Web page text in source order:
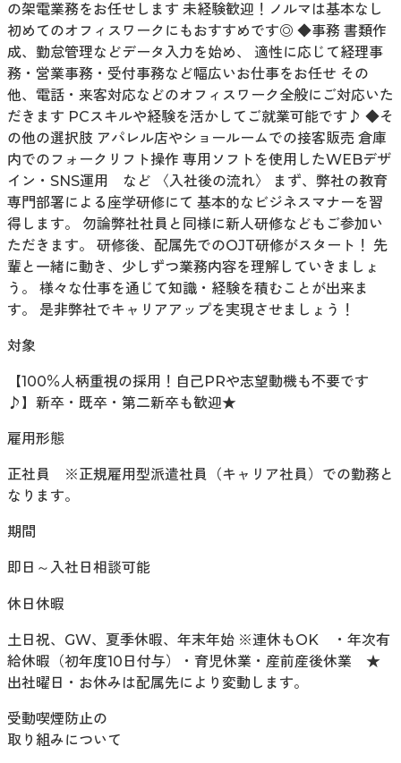
の架電業務をお任せします 未経験歓迎！ノルマは基本なし
初めてのオフィスワークにもおすすめです◎ ◆事務 書類作
成、勤怠管理などデータ入力を始め、 適性に応じて経理事
務・営業事務・受付事務など幅広いお仕事をお任せ その
他、電話・来客対応などのオフィスワーク全般にご対応いた
だきます PCスキルや経験を活かしてご就業可能です♪ ◆そ
の他の選択肢 アパレル店やショールームでの接客販売 倉庫
内でのフォークリフト操作 専用ソフトを使用したWEBデザ
イン・SNS運用 など 〈入社後の流れ〉 まず、弊社の教育
専門部署による座学研修にて 基本的なビジネスマナーを習
得します。 勿論弊社社員と同様に新人研修などもご参加い
ただきます。 研修後、配属先でのOJT研修がスタート！ 先
輩と一緒に動き、少しずつ業務内容を理解していきましょ
う。 様々な仕事を通じて知識・経験を積むことが出来ま
す。 是非弊社でキャリアアップを実現させましょう！
対象
【100％人柄重視の採用！自己PRや志望動機も不要です
♪】新卒・既卒・第二新卒も歓迎★
雇用形態
正社員 ※正規雇用型派遣社員（キャリア社員）での勤務と
なります。
期間
即日～入社日相談可能
休日休暇
土日祝、GW、夏季休暇、年末年始 ※連休もOK ・年次有
給休暇（初年度10日付与）・育児休業・産前産後休業 ★
出社曜日・お休みは配属先により変動します。
受動喫煙防止の
取り組みについて